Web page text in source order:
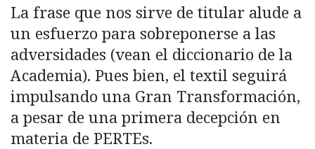
La frase que nos sirve de titular alude a
un esfuerzo para sobreponerse a las
adversidades (vean el diccionario de la
Academia). Pues bien, el textil seguirá
impulsando una Gran Transformación,
a pesar de una primera decepción en
materia de PERTEs.